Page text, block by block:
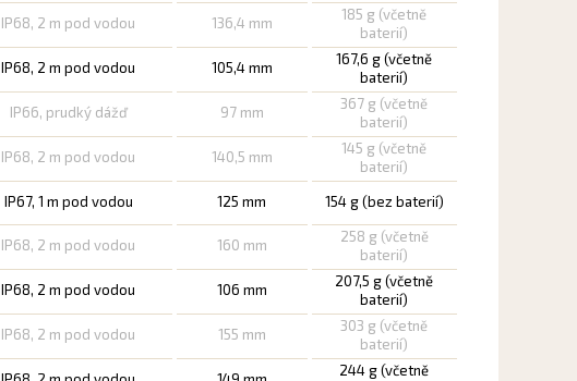
IP68, 2 m pod vodou 136,4 mm
185 g (včetně
baterií)
IP68, 2 m pod vodou 105,4 mm
167,6 g (včetně
baterií)
IP66, prudký dážď 97 mm
367 g (včetně
baterií)
IP68, 2 m pod vodou 140,5 mm
145 g (včetně
baterií)
IP67, 1 m pod vodou 125 mm 154 g (bez baterií)
IP68, 2 m pod vodou 160 mm
258 g (včetně
baterií)
IP68, 2 m pod vodou 106 mm
207,5 g (včetně
baterií)
IP68, 2 m pod vodou 155 mm
303 g (včetně
baterií)
244 g (včetně